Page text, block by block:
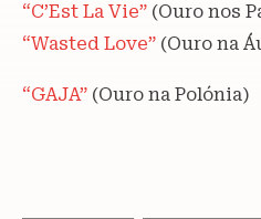
“C’Est La Vie” (Ouro nos
“Wasted Love” (Ouro na
“GAJA” (Ouro na Polónia)